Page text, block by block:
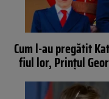
Cum l-au pregătit
fiul lor, Prințul